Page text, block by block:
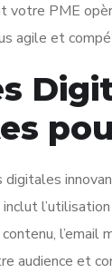
votre PME
agile et
digitales
l’email
audience et